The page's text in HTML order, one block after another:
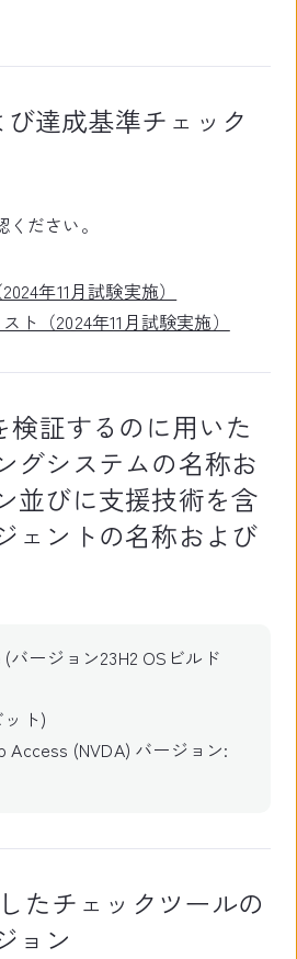
達成基準チェック
ださい。
年11月試験実施）
ト（2024年11月試験実施）
検証するのに用いた
グシステムの名称お
並びに支援技術を含
ェントの名称および
(バージョン23H2 OSビルド
ット)
Access (NVDA) バージョン:
たチェックツールの
ョン